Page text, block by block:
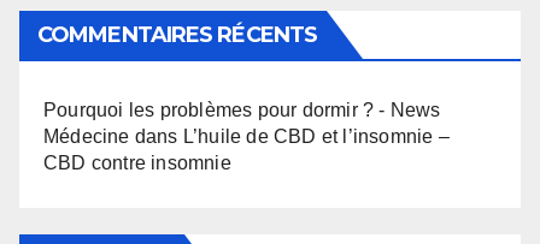
COMMENTAIRES RÉCENTS
Pourquoi les problèmes pour dormir ? - News
Médecine dans L’huile de CBD et l’insomnie –
CBD contre insomnie